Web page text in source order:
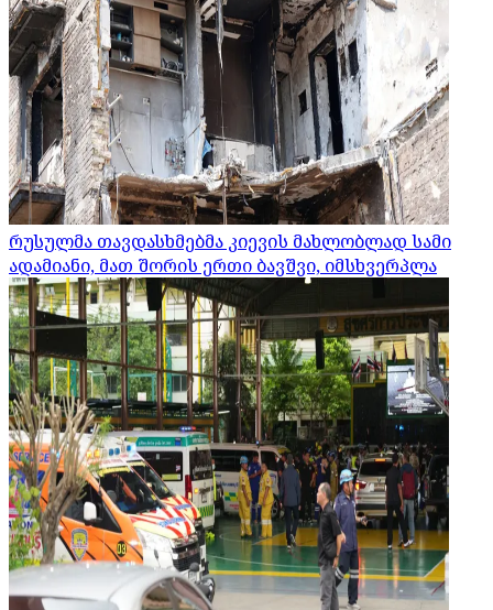
რუსულმა თავდასხმებმა კიევის მახლობლად სამი
ადამიანი, მათ შორის ერთი ბავშვი, იმსხვერპლა